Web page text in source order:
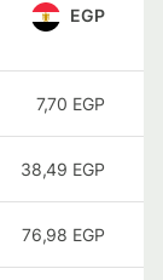
EGP
7,70 EGP
38,49 EGP
76,98 EGP